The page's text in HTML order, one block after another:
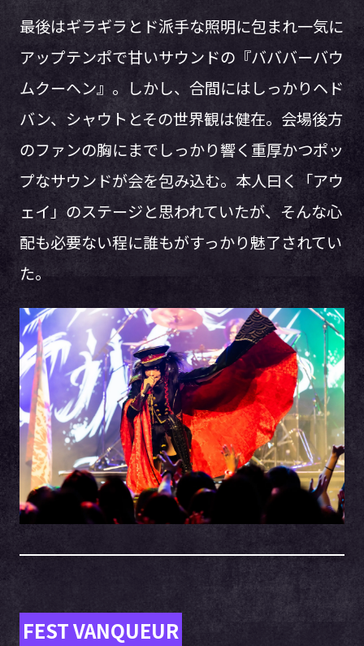
最後はギラギラとド派手な照明に包まれ一気に
アップテンポで甘いサウンドの『バババーバウ
ムクーヘン』。しかし、合間にはしっかりヘド
バン、シャウトとその世界観は健在。会場後方
のファンの胸にまでしっかり響く重厚かつポッ
プなサウンドが会を包み込む。本人曰く「アウ
ェイ」のステージと思われていたが、そんな心
配も必要ない程に誰もがすっかり魅了されてい
た。
FEST VANQUEUR